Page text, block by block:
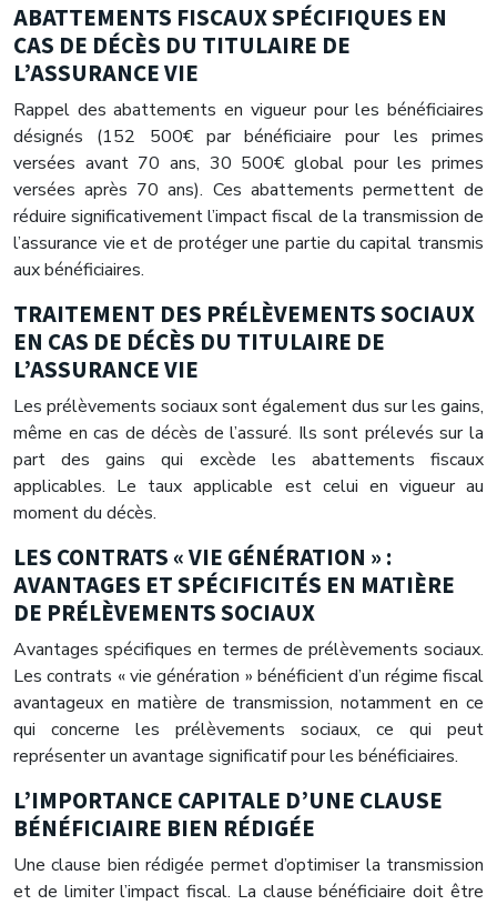
ABATTEMENTS FISCAUX SPÉCIFIQUES EN
CAS DE DÉCÈS DU TITULAIRE DE
L’ASSURANCE VIE
Rappel des abattements en vigueur pour les bénéficiaires
désignés (152 500€ par bénéficiaire pour les primes
versées avant 70 ans, 30 500€ global pour les primes
versées après 70 ans). Ces abattements permettent de
réduire significativement l’impact fiscal de la transmission de
l’assurance vie et de protéger une partie du capital transmis
aux bénéficiaires.
TRAITEMENT DES PRÉLÈVEMENTS SOCIAUX
EN CAS DE DÉCÈS DU TITULAIRE DE
L’ASSURANCE VIE
Les prélèvements sociaux sont également dus sur les gains,
même en cas de décès de l’assuré. Ils sont prélevés sur la
part des gains qui excède les abattements fiscaux
applicables. Le taux applicable est celui en vigueur au
moment du décès.
LES CONTRATS « VIE GÉNÉRATION » :
AVANTAGES ET SPÉCIFICITÉS EN MATIÈRE
DE PRÉLÈVEMENTS SOCIAUX
Avantages spécifiques en termes de prélèvements sociaux.
Les contrats « vie génération » bénéficient d’un régime fiscal
avantageux en matière de transmission, notamment en ce
qui concerne les prélèvements sociaux, ce qui peut
représenter un avantage significatif pour les bénéficiaires.
L’IMPORTANCE CAPITALE D’UNE CLAUSE
BÉNÉFICIAIRE BIEN RÉDIGÉE
Une clause bien rédigée permet d’optimiser la transmission
et de limiter l’impact fiscal. La clause bénéficiaire doit être